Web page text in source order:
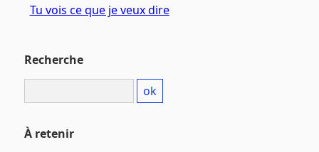
Tu vois ce que je veux dire
Recherche
À retenir